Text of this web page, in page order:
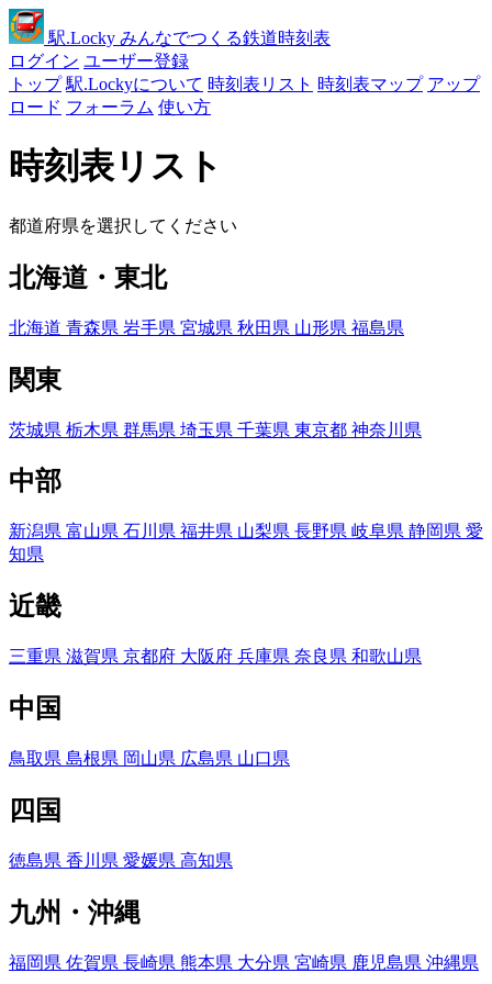
駅.Locky みんなでつくる鉄道時刻表
ログイン ユーザー登録
トップ 駅.Lockyについて 時刻表リスト 時刻表マップ アップ
ロード フォーラム 使い方
時刻表リスト
都道府県を選択してください
北海道・東北
北海道 青森県 岩手県 宮城県 秋田県 山形県 福島県
関東
茨城県 栃木県 群馬県 埼玉県 千葉県 東京都 神奈川県
中部
新潟県 富山県 石川県 福井県 山梨県 長野県 岐阜県 静岡県 愛
知県
近畿
三重県 滋賀県 京都府 大阪府 兵庫県 奈良県 和歌山県
中国
鳥取県 島根県 岡山県 広島県 山口県
四国
徳島県 香川県 愛媛県 高知県
九州・沖縄
福岡県 佐賀県 長崎県 熊本県 大分県 宮崎県 鹿児島県 沖縄県